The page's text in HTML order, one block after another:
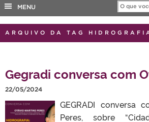
EDITAIS
PORTARIAS
TELEFONES
MENU
ARQUIVO DA TAG
Gegradi conversa com
22/05/2024
GEGRADI conversa
Peres, sobre